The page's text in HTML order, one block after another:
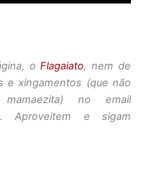
oFlagaiato, nem de
e xingamentos (que não
no email
. Aproveitem e sigam